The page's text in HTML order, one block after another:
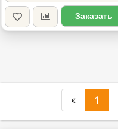
Заказать
« 1